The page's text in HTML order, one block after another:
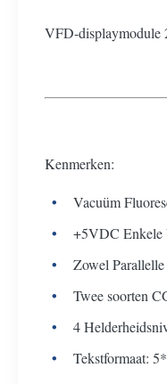
VFD-displaymodule
Kenmerken:
Vacuüm
+5VDC Enkele
Zowel Parallelle
Twee soorten
4
Tekstformaat: